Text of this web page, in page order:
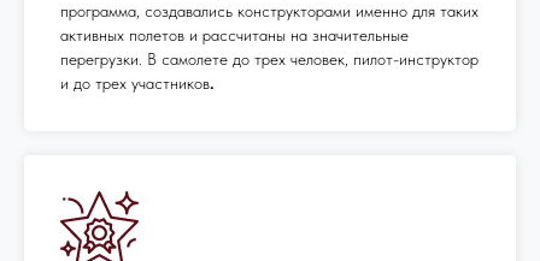
программа, создавались конструкторами именно для таких
активных полетов и рассчитаны на значительные
перегрузки. В самолете до трех человек, пилот-инструктор
и до трех участников.